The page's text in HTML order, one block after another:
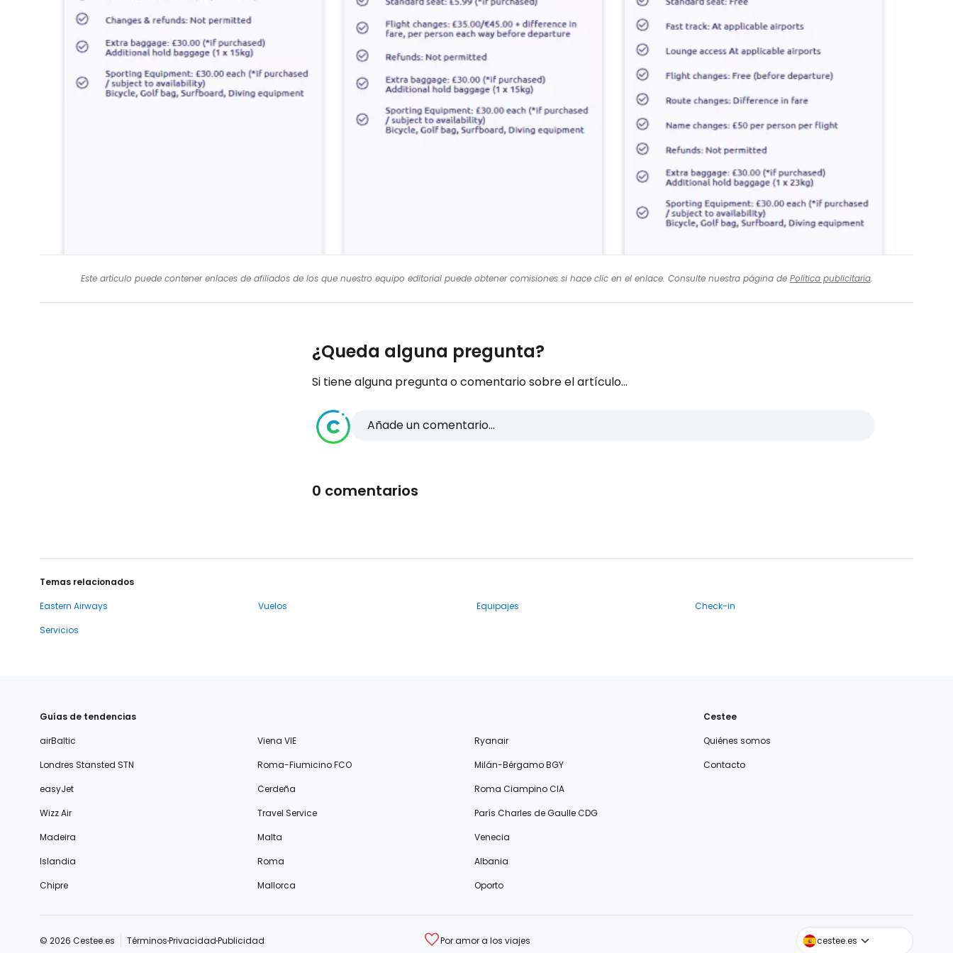
Destinos de Eastern Airways
Actualmente, la aerolínea sólo opera vuelos nacionales dentro del Reino Unido entre los siguientes
aeropuertos:
Aberdeen ABZ
Humberside HUY,Teesside MME , Wick WIC
Este artículo puede contener enlaces de afiliados de los que nuestro equipo editorial puede obtener comisiones si hace clic en el enlace. Consulte nuestra página de Política publicitaria.
¿Queda alguna pregunta?
Si tiene alguna pregunta o comentario sobre el artículo...
Añade un comentario...
0 comentarios
Temas relacionados
Eastern Airways
Vuelos Equipajes
Check-in
Servicios
Guías de tendencias
airBaltic
Viena VIE
Ryanair
Londres Stansted STN
Roma-Fiumicino FCO
Milán-Bérgamo BGY
easyJet
Cerdeña
Roma Ciampino CIA
Wizz Air
Travel Service
París Charles de Gaulle CDG
Madeira
Malta
Venecia
Islandia
Roma
Albania
Chipre
Mallorca Oporto
Cestee
Quiénes somos
Contacto
© 2026 Cestee.es TérminosPrivacidadPublicidad Por amor a los viajes cestee.es
cestee.com